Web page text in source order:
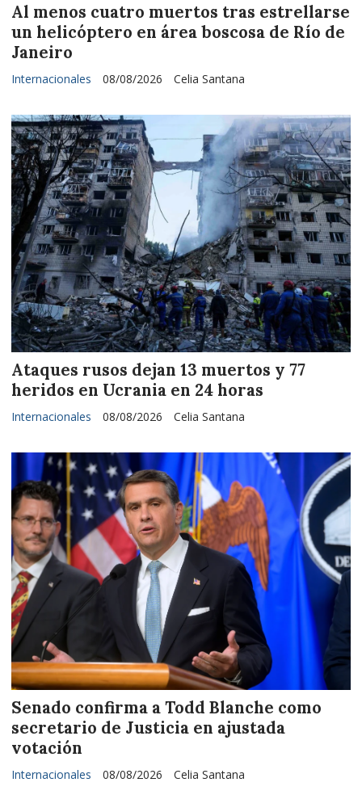
Al menos cuatro muertos tras estrellarse
un helicóptero en área boscosa de Río de
Janeiro
Celia Santana
Internacionales 08/08/2026
Ataques rusos dejan 13 muertos y 77
heridos en Ucrania en 24 horas
Celia Santana
Internacionales 08/08/2026
Senado confirma a Todd Blanche como
secretario de Justicia en ajustada
votación
Celia Santana
Internacionales 08/08/2026